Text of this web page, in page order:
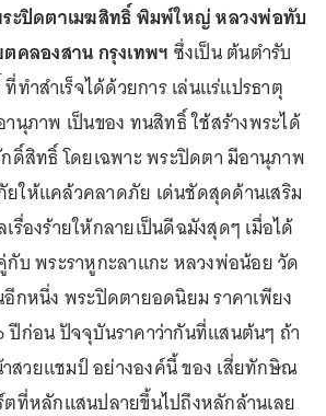
ะปิดตาเมฆสิทธิ์ พิมพ์ใหญ่ หลวงพ่อทับ
คลองสาน กรุงเทพฯ ซึ่งเป็น ต้นตำรับ
ทำสำเร็จได้ด้วยการ เล่นแร่แปรธาตุ
านุภาพ เป็นของ ทนสิทธิ์ ใช้สร้างพระได้
ดิ์สิทธิ์ โดยเฉพาะ พระปิดตา มีอานุภาพ
ให้แคล้วคลาดภัย เด่นชัดสุดด้านเสริม
รื่องร้ายให้กลายเป็นดีฉมังสุดๆ เมื่อได้
กับ พระราหูกะลาแกะ หลวงพ่อน้อย วัด
กหนึ่ง พระปิดตายอดนิยม ราคาเพียง
ก่อน ปัจจุบันราคาว่ากันที่แสนต้นๆ ถ้า
วยแชมป์ อย่างองค์นี้ ของ เสี่ยทักษิณ
ตที่หลักแสนปลายขึ้นไปถึงหลักล้านเลย